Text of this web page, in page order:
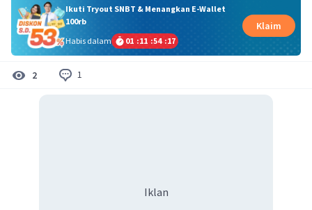
Ikuti Tryout SNBT & Menangkan E-Wallet
100rb
Habis dalam
01 :11 :54 :16
Klaim
2 1
Iklan